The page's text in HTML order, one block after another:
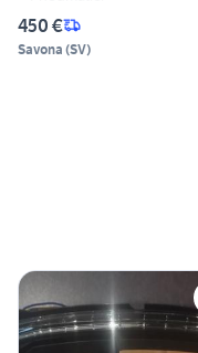
450 €
Savona (SV)